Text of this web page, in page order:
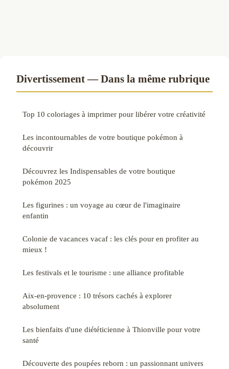
Divertissement — Dans la même rubrique
Top 10 coloriages à imprimer pour libérer votre créativité
Les incontournables de votre boutique pokémon à
découvrir
Découvrez les Indispensables de votre boutique
pokémon 2025
Les figurines : un voyage au cœur de l'imaginaire
enfantin
Colonie de vacances vacaf : les clés pour en profiter au
mieux !
Les festivals et le tourisme : une alliance profitable
Aix-en-provence : 10 trésors cachés à explorer
absolument
Les bienfaits d'une diététicienne à Thionville pour votre
santé
Découverte des poupées reborn : un passionnant univers